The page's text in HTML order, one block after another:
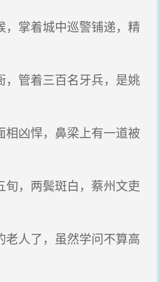
掌着城中巡警铺递，精
管着三百名牙兵，是姚
凶悍，鼻梁上有一道被
，两鬓斑白，蔡州文吏
人了，虽然学问不算高